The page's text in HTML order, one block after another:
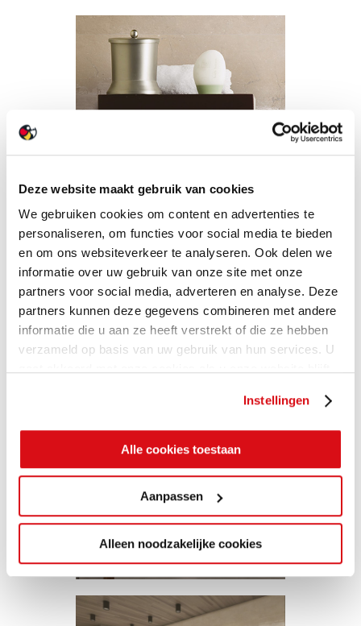
Deze website maakt gebruik van cookies
We gebruiken cookies om content en advertenties te
personaliseren, om functies voor social media te bieden
en om ons websiteverkeer te analyseren. Ook delen we
informatie over uw gebruik van onze site met onze
partners voor social media, adverteren en analyse. Deze
partners kunnen deze gegevens combineren met andere
informatie die u aan ze heeft verstrekt of die ze hebben
verzameld op basis van uw gebruik van hun services. U
Instellingen
Alle cookies toestaan
Aanpassen
Alleen noodzakelijke cookies